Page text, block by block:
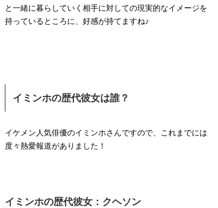
と一緒に暮らしていく相手に対しての現実的なイメージを
持っているところに、好感が持てますね♪
イミンホの歴代彼女は誰？
イケメン人気俳優のイミンホさんですので、これまでには
度々熱愛報道がありました！
イミンホの歴代彼女：クヘソン